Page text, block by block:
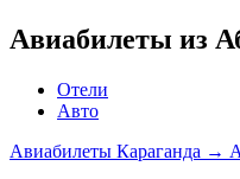
Авиабилеты из
Отели
Авто
Авиабилеты Караганда →